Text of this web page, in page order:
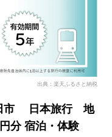
出典：楽天ふるさと納税
田市 日本旅行 地
分 宿泊・体験